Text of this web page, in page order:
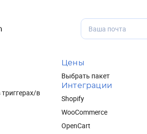
в
Цены
Выбрать пакет
Интеграции
Shopify
WooCommerce
OpenCart